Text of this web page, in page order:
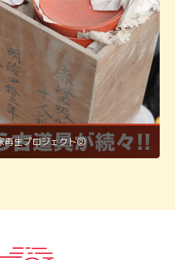
再生プロジェクト②